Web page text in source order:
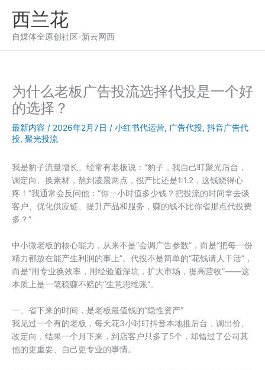
西兰花
自媒体全原创社区-新云网西
为什么老板广告投流选择代投是一个好
的选择？
最新内容 / 2026年2月7日 / 小红书代运营, 广告代投, 抖音广告代
投, 聚光投流
我是豹子流量增长。经常有老板说：“豹子，我自己盯聚光后台，
调定向、换素材，熬到凌晨两点，投产比还是1:1.2，这钱烧得心
疼！”我通常会反问他：“你一小时值多少钱？把投流的时间拿去谈
客户、优化供应链、提升产品和服务，赚的钱不比你省那点代投费
多？”
中小微老板的核心能力，从来不是“会调广告参数”，而是“把每一份
精力都放在能产生利润的事上”。代投不是简单的“花钱请人干活”，
而是“用专业换效率，用经验避深坑，扩大市场，提高营收”——这
本质上是一笔稳赚不赔的“生意思维账”。
一、省下来的时间，是老板最值钱的“隐性资产”
我见过一个有的老板，每天花3小时盯抖音本地推后台，调出价、
改定向，结果一个月下来，到店客户只多了5个，却错过了公司其
他的更重要、自己更专业的事情。